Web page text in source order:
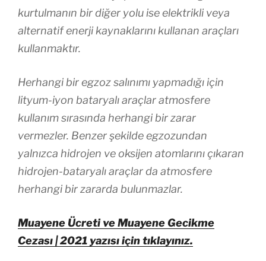
kurtulmanın bir diğer yolu ise elektrikli veya
alternatif enerji kaynaklarını kullanan araçları
kullanmaktır.
Herhangi bir egzoz salınımı yapmadığı için
lityum-iyon bataryalı araçlar atmosfere
kullanım sırasında herhangi bir zarar
vermezler. Benzer şekilde egzozundan
yalnızca hidrojen ve oksijen atomlarını çıkaran
hidrojen-bataryalı araçlar da atmosfere
herhangi bir zararda bulunmazlar.
Muayene Ücreti ve Muayene Gecikme
Cezası | 2021 yazısı için tıklayınız.